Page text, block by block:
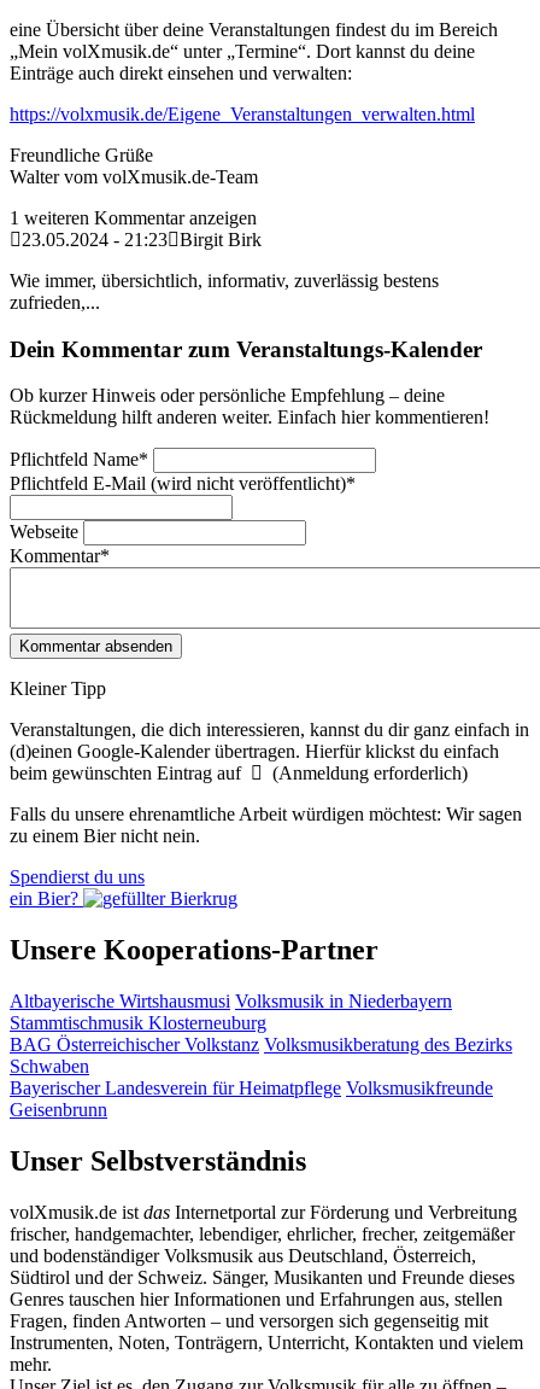
eine Übersicht über deine Veranstaltungen findest du im Bereich
„Mein volXmusik.de“ unter „Termine“. Dort kannst du deine
Einträge auch direkt einsehen und verwalten:
https://volxmusik.de/Eigene_Veranstaltungen_verwalten.html
Freundliche Grüße
Walter vom volXmusik.de-Team
1 weiteren Kommentar anzeigen
23.05.2024 - 21:23 Birgit Birk
Wie immer, übersichtlich, informativ, zuverlässig bestens
zufrieden,...
Dein Kommentar zum Veranstaltungs-Kalender
Ob kurzer Hinweis oder persönliche Empfehlung – deine
Rückmeldung hilft anderen weiter. Einfach hier kommentieren!
Pflichtfeld Name*
Pflichtfeld E-Mail (wird nicht veröffentlicht)*
Webseite
Kommentar*
Kleiner Tipp
Veranstaltungen, die dich interessieren, kannst du dir ganz einfach in
(d)einen Google-Kalender übertragen. Hierfür klickst du einfach
beim gewünschten Eintrag auf
(Anmeldung erforderlich)
Falls du unsere ehrenamtliche Arbeit würdigen möchtest: Wir sagen
zu einem Bier nicht nein.
Spendierst du uns
ein Bier?
Unsere Kooperations-Partner
Altbayerische Wirtshausmusi Volksmusik in Niederbayern
Stammtischmusik Klosterneuburg
BAG Österreichischer Volkstanz Volksmusikberatung des Bezirks
Schwaben
Bayerischer Landesverein für Heimatpflege Volksmusikfreunde
Geisenbrunn
Unser Selbstverständnis
volXmusik.de ist das Internetportal zur Förderung und Verbreitung
frischer, handgemachter, lebendiger, ehrlicher, frecher, zeitgemäßer
und bodenständiger Volksmusik aus Deutschland, Österreich,
Südtirol und der Schweiz. Sänger, Musikanten und Freunde dieses
Genres tauschen hier Informationen und Erfahrungen aus, stellen
Fragen, finden Antworten – und versorgen sich gegenseitig mit
Instrumenten, Noten, Tonträgern, Unterricht, Kontakten und vielem
mehr.